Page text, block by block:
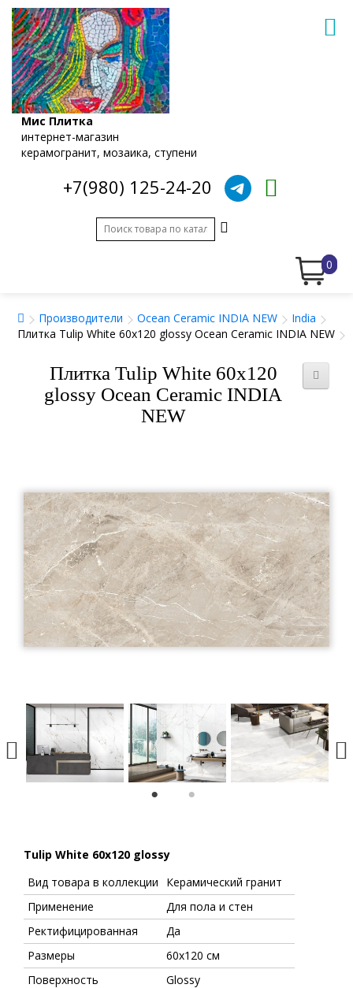
Мис Плитка
интернет-магазин
керамогранит, мозаика, ступени
+7(980) 125-24-20
0
Производители Ocean Ceramic INDIA NEW
India
Плитка Tulip White 60х120 glossy Ocean Ceramic INDIA NEW
Плитка Tulip White 60х120
glossy Ocean Ceramic INDIA
NEW
Tulip White 60х120 glossy
Вид товара в коллекции
Керамический гранит
Применение
Для пола и стен
Ректифицированная
Да
Размеры
60х120 см
Поверхность
Glossy